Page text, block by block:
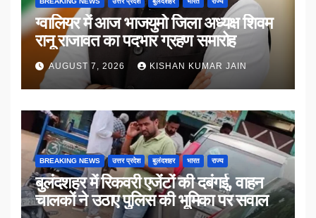
ग्वालियर में आज भाजयुमो जिला अध्यक्ष शिवम
रानू राजावत का पदभार ग्रहण समारोह
AUGUST 7, 2026 KISHAN KUMAR JAIN
BREAKING NEWS उत्तर प्रदेश बुलंदशहर भारत राज्य
बुलंदशहर में रिकवरी एजेंटों की दबंगई, वाहन
चालकों ने उठाए पुलिस की भूमिका पर सवाल